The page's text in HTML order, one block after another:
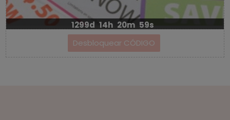
1299d 14h 20m 59s